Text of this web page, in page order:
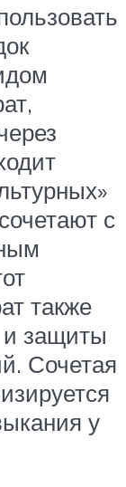
с
также
и защиты
Сочетая
у